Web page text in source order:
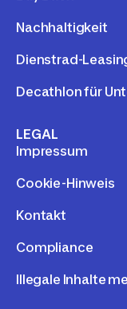
Nachhaltigkeit
Dienstrad-
Decathlon für
LEGAL
Impressum
Cookie-Hinweis
Kontakt
Compliance
Illegale Inhalte